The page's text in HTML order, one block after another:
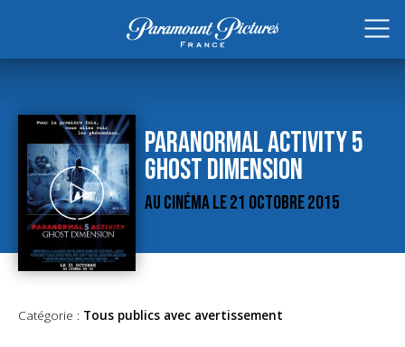
PARANORMAL ACTIVITY 5
GHOST DIMENSION
AU CINÉMA LE 21 OCTOBRE 2015
Catégorie : Tous publics avec avertissement